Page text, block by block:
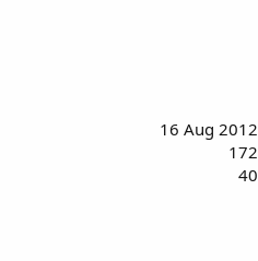
16 Aug 2012
172
40